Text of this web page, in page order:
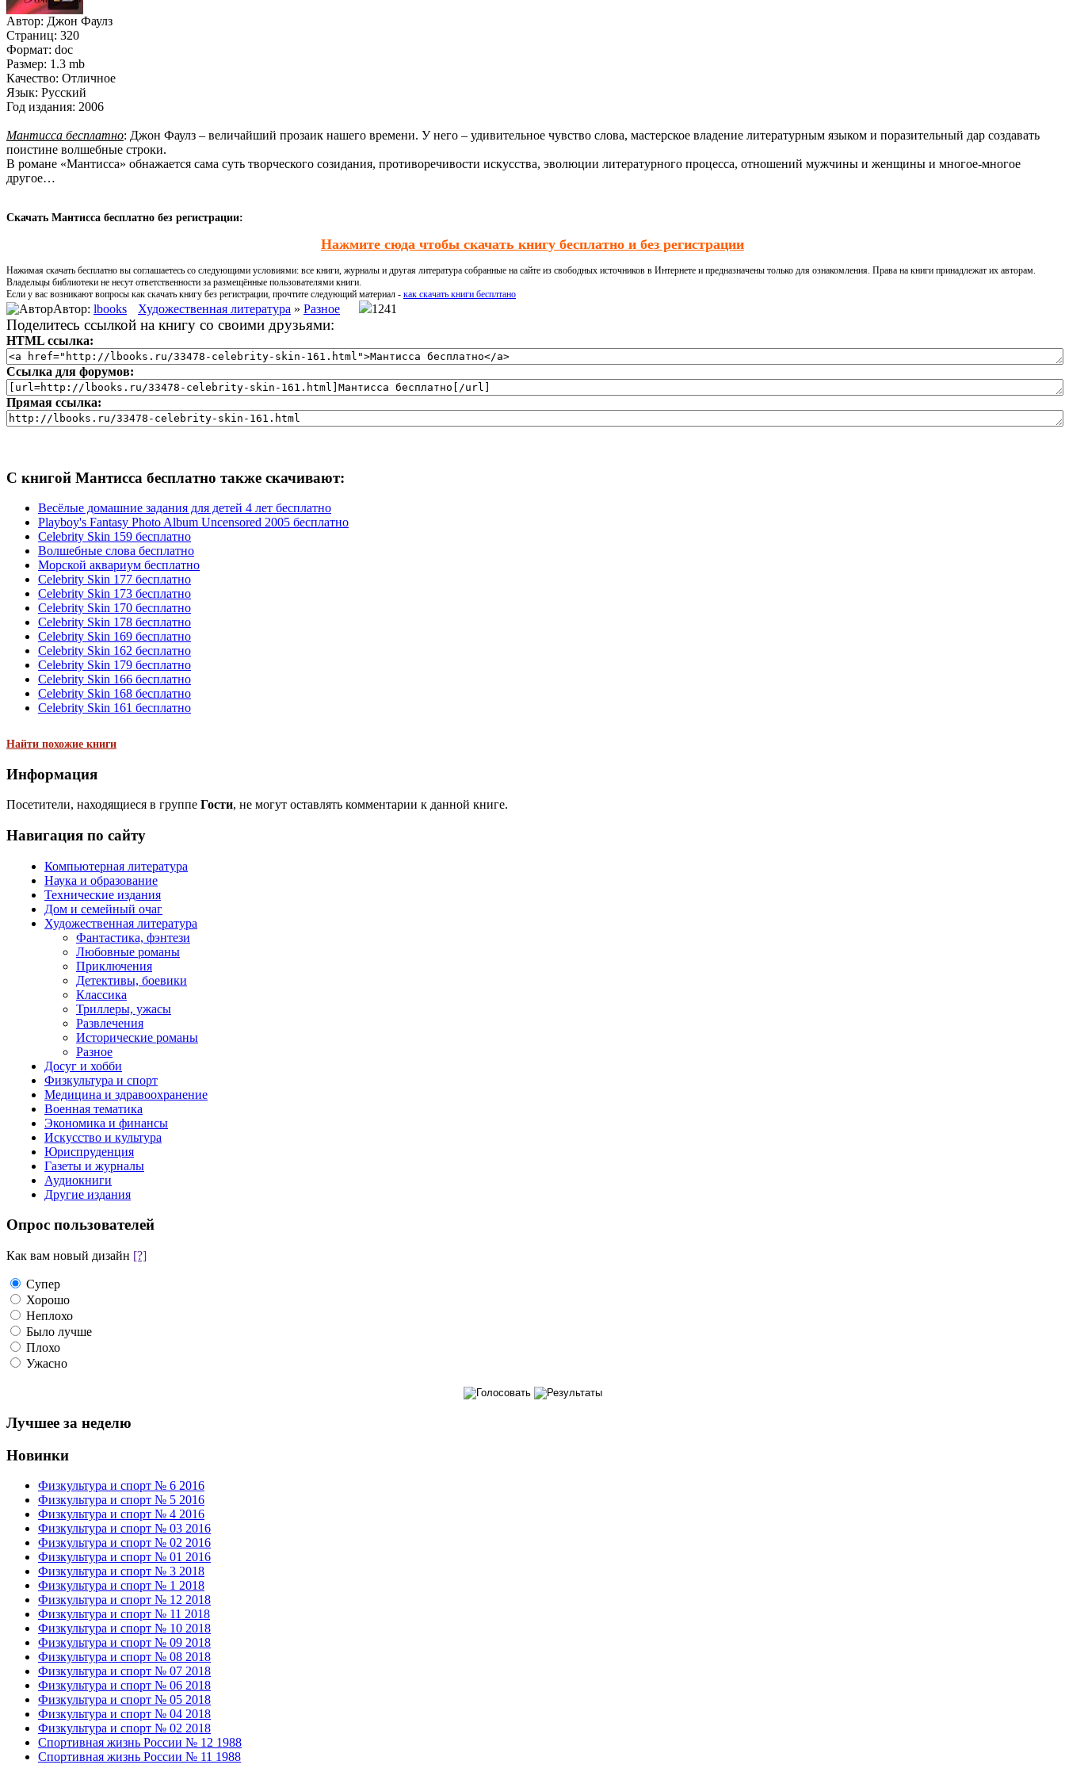
Автор: Джон Фаулз
Страниц: 320
Формат: doc
Размер: 1.3 mb
Качество: Отличное
Язык: Русский
Год издания: 2006
Мантисса бесплатно: Джон Фаулз – величайший прозаик нашего времени. У него – удивительное чувство слова, мастерское владение литературным языком и поразительный дар создавать
поистине волшебные строки.
В романе «Мантисса» обнажается сама суть творческого созидания, противоречивости искусства, эволюции литературного процесса, отношений мужчины и женщины и многое-многое
другое…
Скачать Мантисса бесплатно без регистрации:
Нажмите сюда чтобы скачать книгу бесплатно и без регистрации
Нажимая скачать бесплатно вы соглашаетесь со следующими условиями: все книги, журналы и другая литература собранные на сайте из свободных источников в Интернете и предназначены только для ознакомления. Права на книги принадлежат их авторам.
Владельцы библиотеки не несут ответственности за размещённые пользователями книги.
Если у вас возникают вопросы как скачать книгу без регистрации, прочтите следующий материал - как скачать книги бесплтано
Автор: lbooks Художественная литература » Разное 1241
Поделитесь ссылкой на книгу со своими друзьями:
HTML ссылка:
Ссылка для форумов:
Прямая ссылка:
С книгой Мантисса бесплатно также скачивают:
Весёлые домашние задания для детей 4 лет бесплатно
Playboy's Fantasy Photo Album Uncensored 2005 бесплатно
Celebrity Skin 159 бесплатно
Волшебные слова бесплатно
Морской аквариум бесплатно
Celebrity Skin 177 бесплатно
Celebrity Skin 173 бесплатно
Celebrity Skin 170 бесплатно
Celebrity Skin 178 бесплатно
Celebrity Skin 169 бесплатно
Celebrity Skin 162 бесплатно
Celebrity Skin 179 бесплатно
Celebrity Skin 166 бесплатно
Celebrity Skin 168 бесплатно
Celebrity Skin 161 бесплатно
Найти похожие книги
Информация
Посетители, находящиеся в группе Гости, не могут оставлять комментарии к данной книге.
Навигация по сайту
Компьютерная литература
Наука и образование
Технические издания
Дом и семейный очаг
Художественная литература
Фантастика, фэнтези
Любовные романы
Приключения
Детективы, боевики
Классика
Триллеры, ужасы
Развлечения
Исторические романы
Разное
Досуг и хобби
Физкультура и спорт
Медицина и здравоохранение
Военная тематика
Экономика и финансы
Искусство и культура
Юриспруденция
Газеты и журналы
Аудиокниги
Другие издания
Опрос пользователей
Как вам новый дизайн [?]
Супер
Хорошо
Неплохо
Было лучше
Плохо
Ужасно
Лучшее за неделю
Новинки
Физкультура и спорт № 6 2016
Физкультура и спорт № 5 2016
Физкультура и спорт № 4 2016
Физкультура и спорт № 03 2016
Физкультура и спорт № 02 2016
Физкультура и спорт № 01 2016
Физкультура и спорт № 3 2018
Физкультура и спорт № 1 2018
Физкультура и спорт № 12 2018
Физкультура и спорт № 11 2018
Физкультура и спорт № 10 2018
Физкультура и спорт № 09 2018
Физкультура и спорт № 08 2018
Физкультура и спорт № 07 2018
Физкультура и спорт № 06 2018
Физкультура и спорт № 05 2018
Физкультура и спорт № 04 2018
Физкультура и спорт № 02 2018
Спортивная жизнь России № 12 1988
Спортивная жизнь России № 11 1988